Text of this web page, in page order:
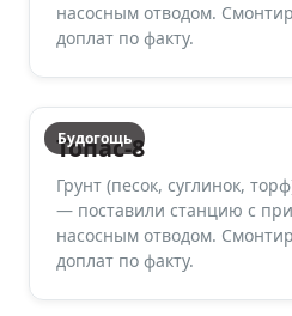
насосным отводом.
доплат по факту.
Будогощь
Топас-8
Грунт (песок, суглинок,
— поставили станцию с
насосным отводом.
доплат по факту.